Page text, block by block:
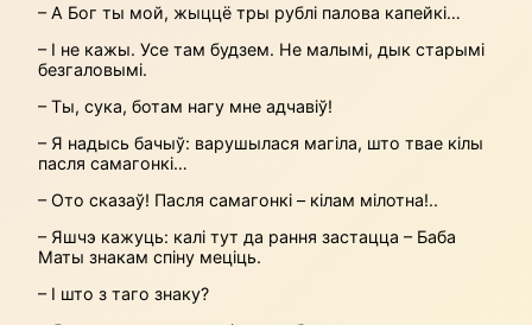
– А Бог ты мой, жыццё тры рублі палова капейкі…
– І не кажы. Усе там будзем. Не малымі, дык старымі
безгаловымі.
– Ты, сука, ботам нагу мне адчавіў!
– Я надысь бачыў: варушылася магіла, што твае кілы
пасля самагонкі…
– Ото сказаў! Пасля самагонкі – кілам мілотна!..
– Яшчэ кажуць: калі тут да рання застацца – Баба
Маты знакам спіну меціць.
– І што з таго знаку?